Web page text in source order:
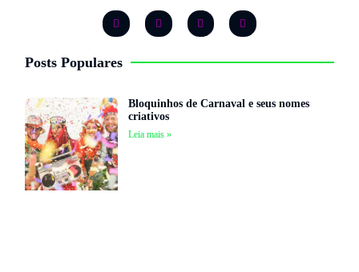
Posts Populares
Bloquinhos de Carnaval e seus nomes
criativos
Leia mais »